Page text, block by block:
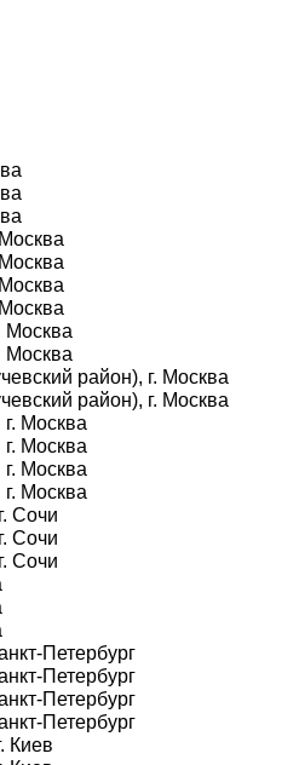
Москва
Москва
район), г. Москва
район), г. Москва
Москва
Москва
Москва
Москва
Сочи
Сочи
Сочи
Петербург
Петербург
Петербург
Петербург
Киев